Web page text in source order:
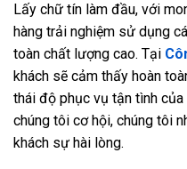
Lấy chữ tín làm đầu, với
hàng trải nghiệm sử dụng
toàn chất lượng cao. Tại
khách sẽ cảm thấy hoàn
thái độ phục vụ tận tình
chúng tôi cơ hội, chúng tôi
khách sự hài lòng.